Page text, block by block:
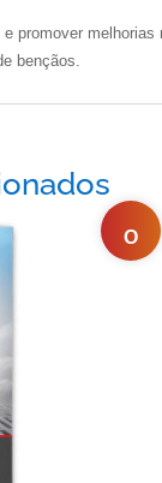
promover
bençãos.
O